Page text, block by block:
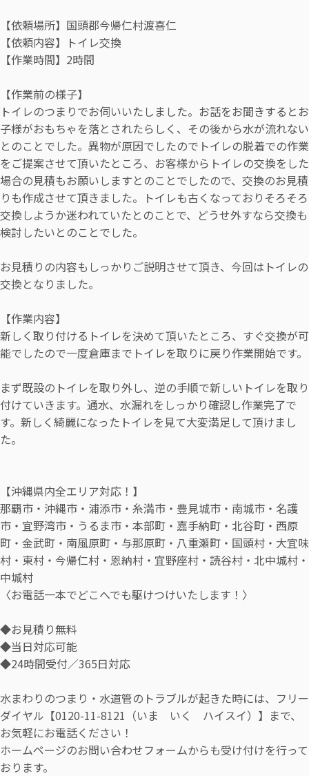
【依頼場所】国頭郡今帰仁村渡喜仁
【依頼内容】トイレ交換
【作業時間】2時間
【作業前の様子】
トイレのつまりでお伺いいたしました。お話をお聞きするとお
子様がおもちゃを落とされたらしく、その後から水が流れない
とのことでした。異物が原因でしたのでトイレの脱着での作業
をご提案させて頂いたところ、お客様からトイレの交換をした
場合の見積もお願いしますとのことでしたので、交換のお見積
りも作成させて頂きました。トイレも古くなっておりそろそろ
交換しようか迷われていたとのことで、どうせ外すなら交換も
検討したいとのことでした。
お見積りの内容もしっかりご説明させて頂き、今回はトイレの
交換となりました。
【作業内容】
新しく取り付けるトイレを決めて頂いたところ、すぐ交換が可
能でしたので一度倉庫までトイレを取りに戻り作業開始です。
まず既設のトイレを取り外し、逆の手順で新しいトイレを取り
付けていきます。通水、水漏れをしっかり確認し作業完了で
す。新しく綺麗になったトイレを見て大変満足して頂けまし
た。
【沖縄県内全エリア対応！】
那覇市・沖縄市・浦添市・糸満市・豊見城市・南城市・名護
市・宜野湾市・うるま市・本部町・嘉手納町・北谷町・西原
町・金武町・南風原町・与那原町・八重瀬町・国頭村・大宜味
村・東村・今帰仁村・恩納村・宜野座村・読谷村・北中城村・
中城村
〈お電話一本でどこへでも駆けつけいたします！〉
◆お見積り無料
◆当日対応可能
◆24時間受付／365日対応
水まわりのつまり・水道管のトラブルが起きた時には、フリー
ダイヤル【0120-11-8121（いま いく ハイスイ）】まで、
お気軽にお電話ください！
ホームページのお問い合わせフォームからも受け付けを行って
おります。